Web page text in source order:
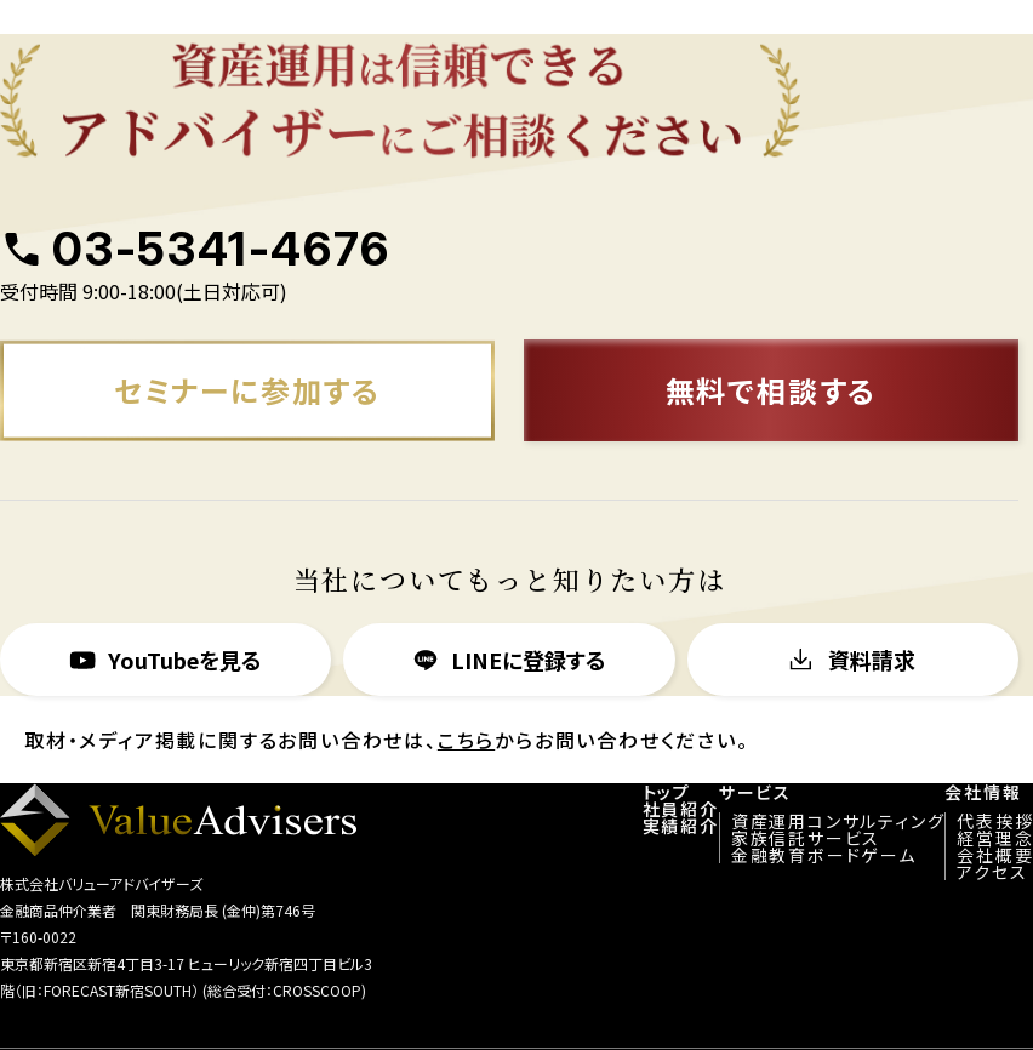
03-5341-4676
受付時間 9:00-18:00(土日対応可)
セミナーに参加する 無料で相談する
当社についてもっと知りたい方は
YouTubeを見る LINEに登録する 資料請求
取材・メディア掲載に関するお問い合わせは、 こちらからお問い合わせください。
株式会社バリューアドバイザーズ
金融商品仲介業者 関東財務局長 (金仲)第746号
〒160-0022
東京都新宿区新宿4丁目3-17 ヒューリック新宿四丁目ビル3
階（旧：FORECAST新宿SOUTH） (総合受付：CROSSCOOP)
トップ
社員紹介
実績紹介
サービス
資産運用コンサルティング
家族信託サービス
金融教育ボードゲーム
会社情報
代表挨拶
経営理念
会社概要
アクセス